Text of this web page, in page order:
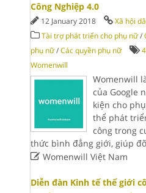
Công Nghiệp 4.0
12 January 2018 Xã hội
Tài trợ phát triển cho phụ nữ /
phụ nữ /Các quyền phụ nữ
Womenwill
Womenwill
của Google
kiện cho
thể phát
công trong
thức bình đẳng giới, giúp
Womenwill Việt Nam
Diễn đàn Kinh tế thế giới